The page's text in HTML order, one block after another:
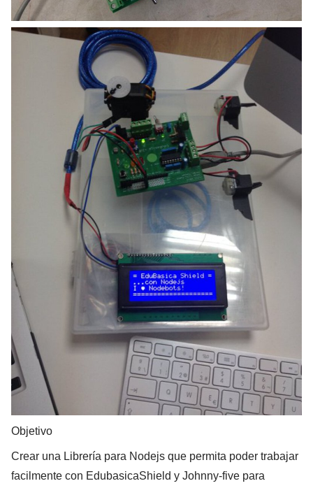
Objetivo
Crear una Librería para Nodejs que permita poder trabajar
facilmente con EdubasicaShield y Johnny-five para